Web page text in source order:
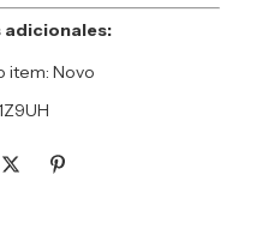
item: Novo